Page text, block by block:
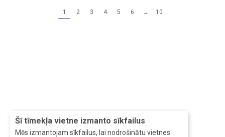
Šī tīmekļa vietne izmanto sīkfailus
Mēs izmantojam sīkfailus, lai nodrošinātu vietnes
1 2 3 4 5 6 → 10